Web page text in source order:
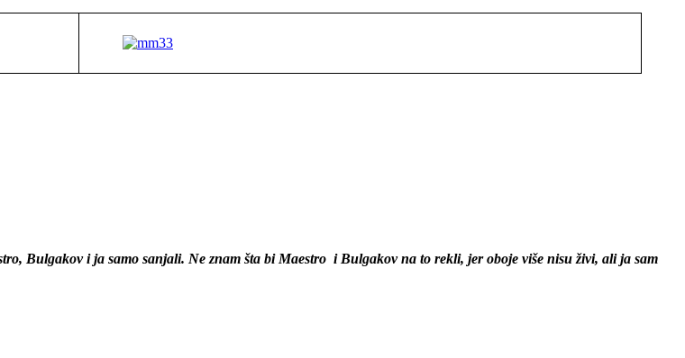
Bulgakov i ja samo sanjali. Ne znam šta bi Maestro i Bulgakov na to rekli, jer oboje više nisu živi, ali ja sam